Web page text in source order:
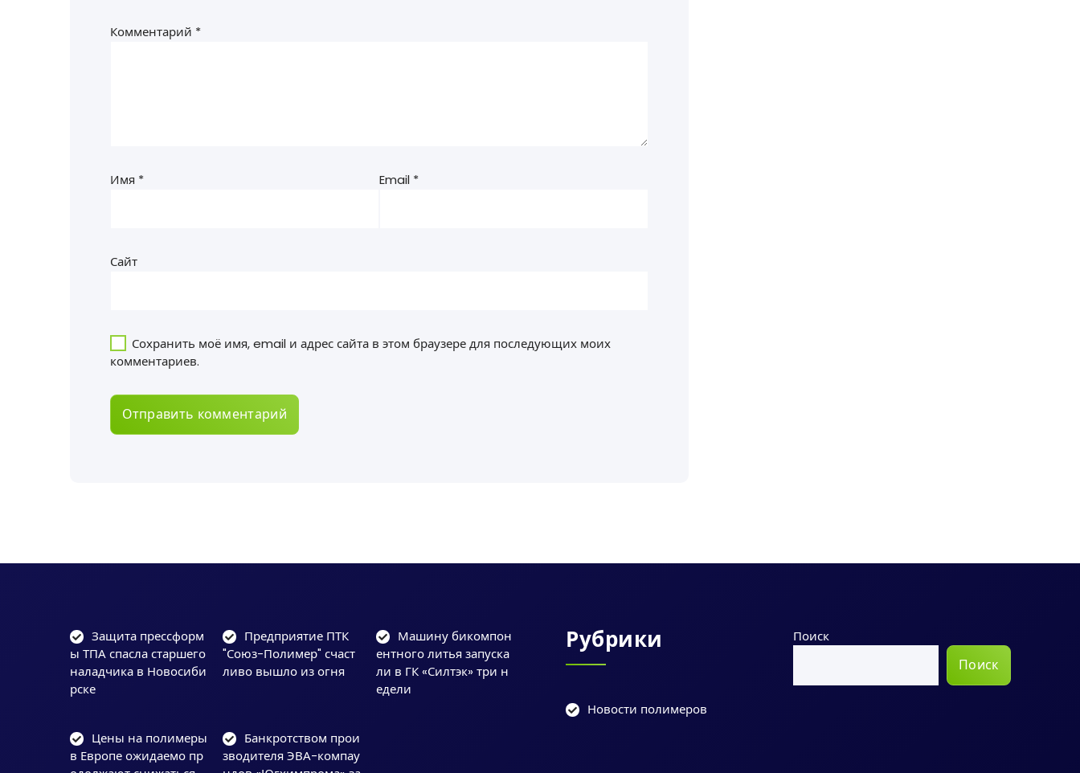
Комментарий *
Имя * Email *
Сайт
Сохранить моё имя, email и адрес сайта в этом браузере для последующих моих
комментариев.
Защита прессформ
ы ТПА спасла старшего
наладчика в Новосиби
рске
Предприятие ПТК
"Союз-Полимер" счаст
ливо вышло из огня
Машину бикомпон
ентного литья запуска
ли в ГК «Силтэк» три н
едели
Цены на полимеры
в Европе ожидаемо пр
Банкротством прои
зводителя ЭВА-компау
Рубрики
Новости полимеров
Поиск
Поиск